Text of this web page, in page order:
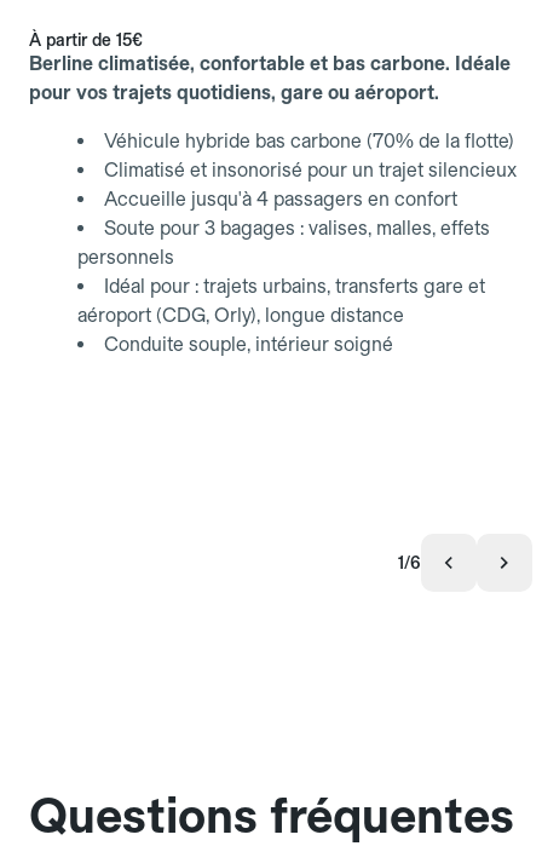
À partir de 15€
Berline climatisée, confortable et bas carbone. Idéale
pour vos trajets quotidiens, gare ou aéroport.
Véhicule hybride bas carbone (70% de la flotte)
Climatisé et insonorisé pour un trajet silencieux
Accueille jusqu'à 4 passagers en confort
Soute pour 3 bagages : valises, malles, effets
personnels
Idéal pour : trajets urbains, transferts gare et
aéroport (CDG, Orly), longue distance
Conduite souple, intérieur soigné
1/6
Questions fréquentes